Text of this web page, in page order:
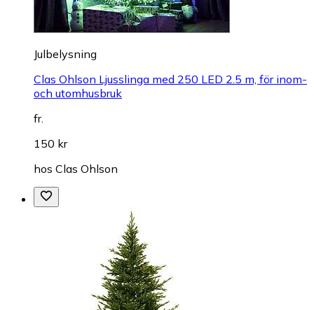
Julbelysning
Clas Ohlson Ljusslinga med 250 LED 2.5 m, för inom-
och utomhusbruk
fr.
150 kr
hos Clas Ohlson